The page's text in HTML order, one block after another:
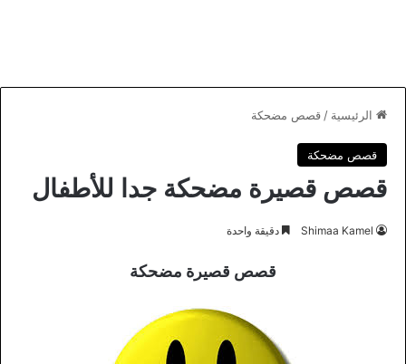
الرئيسية / قصص مضحكة
قصص مضحكة
قصص قصيرة مضحكة جدا للأطفال
Shimaa Kamel دقيقة واحدة
قصص قصيرة مضحكة